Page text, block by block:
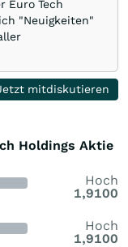
Euro Tech
"Neuigkeiten"
mitdiskutieren
Holdings Aktie
Hoch
1,9100
Hoch
1,9100